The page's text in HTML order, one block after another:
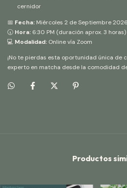
cernidor
📅 Fecha: Miércoles 2 de Septiembre 2026
🕡 Hora: 6:30 PM (duración aprox. 3 horas)
💻 Modalidad: Online vía Zoom
¡No te pierdas esta oportunidad única de
experto en matcha desde la comodidad
Productos